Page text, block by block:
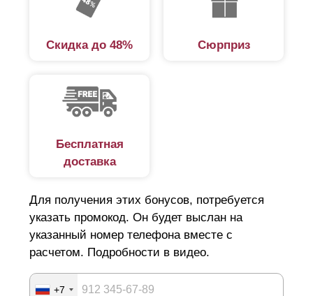
Скидка до 48% Сюрприз
Бесплатная
доставка
Для получения этих бонусов, потребуется
указать промокод. Он будет выслан на
указанный номер телефона вместе с
расчетом. Подробности в видео.
+7